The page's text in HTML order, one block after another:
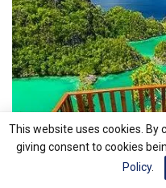
This website uses cookies. By
giving consent to cookies
Policy.